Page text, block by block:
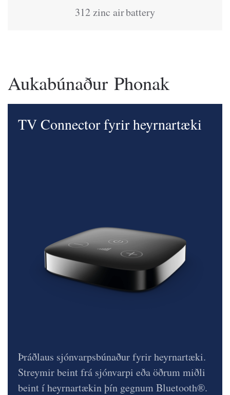
312 zinc air battery
Aukabúnaður Phonak
TV Connector fyrir heyrnartæki
Þráðlaus sjónvarpsbúnaður fyrir heyrnartæki.
Streymir beint frá sjónvarpi eða öðrum miðli
beint í heyrnartækin þín gegnum Bluetooth®.